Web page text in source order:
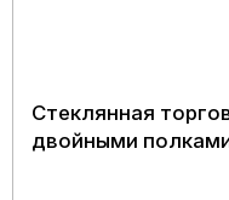
Стеклянная
двойными